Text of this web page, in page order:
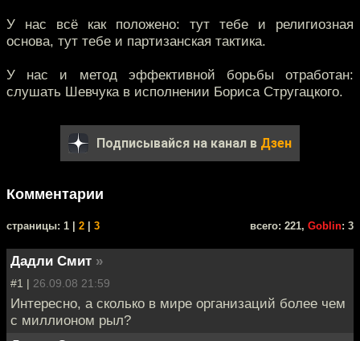
У нас всё как положено: тут тебе и религиозная
основа, тут тебе и партизанская тактика.
У нас и метод эффективной борьбы отработан:
слушать Шевчука в исполнении Бориса Стругацкого.
Подписывайся на канал в Дзен
Комментарии
cтраницы: 1 | 2 3 всего: 221, Goblin: 3
Дадли Смит »
#1 | 26.09.08 21:59
Интересно, а сколько в мире организаций более чем
с миллионом рыл?